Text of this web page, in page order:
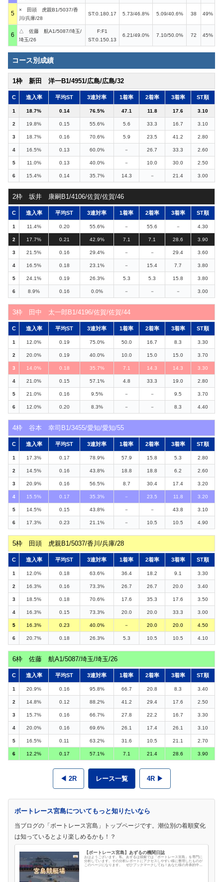
5
× 田頭 虎親B1/5037/香
川/兵庫/28
ST:0.180.17 5.73/46.8% 5.09/40.6% 38 49%
6
△ 佐藤 航A1/5087/埼玉/
埼玉/26
F:F1
ST:0.150.13
6.21/49.0% 7.10/50.0% 72 45%
コース別成績
1枠 新田 洋一B1/4951/広島/広島/32
C 進入率 平均ST 3連対率 1着率 2着率 3着率 ST順
1 18.7% 0.14 76.5% 47.1 11.8 17.6 3.10
2 19.8% 0.15 55.6% 5.6 33.3 16.7 3.10
3 18.7% 0.16 70.6% 5.9 23.5 41.2 2.80
4 16.5% 0.13 60.0% － 26.7 33.3 2.60
5 11.0% 0.13 40.0% － 10.0 30.0 2.50
6 15.4% 0.14 35.7% 14.3 － 21.4 3.00
2枠 坂井 康嗣B1/4106/佐賀/佐賀/46
C 進入率 平均ST 3連対率 1着率 2着率 3着率 ST順
1 11.4% 0.20 55.6% － 55.6 － 4.30
2 17.7% 0.21 42.9% 7.1 7.1 28.6 3.90
3 21.5% 0.16 29.4% － － 29.4 3.60
4 16.5% 0.18 23.1% － 15.4 7.7 3.80
5 24.1% 0.19 26.3% 5.3 5.3 15.8 3.80
6 8.9% 0.16 0.0% － － － 3.00
3枠 田中 太一郎B1/4196/佐賀/佐賀/44
C 進入率 平均ST 3連対率 1着率 2着率 3着率 ST順
1 12.0% 0.19 75.0% 50.0 16.7 8.3 3.30
2 20.0% 0.19 40.0% 10.0 15.0 15.0 3.70
3 14.0% 0.18 35.7% 7.1 14.3 14.3 3.30
4 21.0% 0.15 57.1% 4.8 33.3 19.0 2.80
5 21.0% 0.16 9.5% － － 9.5 3.70
6 12.0% 0.20 8.3% － － 8.3 4.40
4枠 谷本 幸司B1/3455/愛知/愛知/55
C 進入率 平均ST 3連対率 1着率 2着率 3着率 ST順
1 17.3% 0.17 78.9% 57.9 15.8 5.3 2.80
2 14.5% 0.16 43.8% 18.8 18.8 6.2 2.60
3 20.9% 0.16 56.5% 8.7 30.4 17.4 3.20
4 15.5% 0.17 35.3% － 23.5 11.8 3.20
5 14.5% 0.15 43.8% － － 43.8 3.10
6 17.3% 0.23 21.1% － 10.5 10.5 4.90
5枠 田頭 虎親B1/5037/香川/兵庫/28
C 進入率 平均ST 3連対率 1着率 2着率 3着率 ST順
1 12.0% 0.18 63.6% 36.4 18.2 9.1 3.30
2 16.3% 0.16 73.3% 26.7 26.7 20.0 3.40
3 18.5% 0.18 70.6% 17.6 35.3 17.6 3.50
4 16.3% 0.15 73.3% 20.0 20.0 33.3 3.00
5 16.3% 0.23 40.0% － 20.0 20.0 4.50
6 20.7% 0.18 26.3% 5.3 10.5 10.5 4.10
6枠 佐藤 航A1/5087/埼玉/埼玉/26
C 進入率 平均ST 3連対率 1着率 2着率 3着率 ST順
1 20.9% 0.16 95.8% 66.7 20.8 8.3 3.40
2 14.8% 0.12 88.2% 41.2 29.4 17.6 2.50
3 15.7% 0.16 66.7% 27.8 22.2 16.7 3.30
4 20.0% 0.16 69.6% 26.1 17.4 26.1 3.10
5 16.5% 0.11 63.2% 31.6 10.5 21.1 2.70
6 12.2% 0.17 57.1% 7.1 21.4 28.6 3.90
◀ 2R レース一覧 4R ▶
ボートレース宮島についてもっと知りたいなら
当ブログの「ボートレース宮島」トップページです。潮位別の着順変化
は知っているとより楽しめるかも！？
【ボートレース宮島】あずるの機関日誌
おはようございます。私、あずるは競艇では「ボートレース宮島」を専門に
分析しています。その分析レポートにアクセスしやすい様に整理したものが
このページになります。 ぜひブックマークしてね！あなた様の舟券的中の